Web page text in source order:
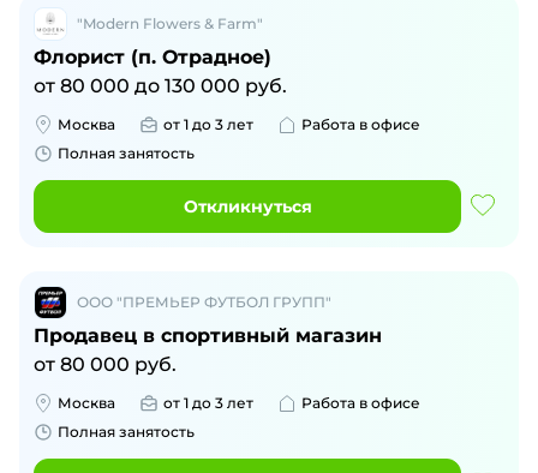
"Modern Flowers & Farm"
Флорист (п. Отрадное)
от 80 000 до 130 000 руб.
Москва от 1 до 3 лет
Работа в офисе
Полная занятость
Откликнуться
ООО "ПРЕМЬЕР ФУТБОЛ ГРУПП"
Продавец в спортивный магазин
от 80 000 руб.
Москва от 1 до 3 лет
Работа в офисе
Полная занятость